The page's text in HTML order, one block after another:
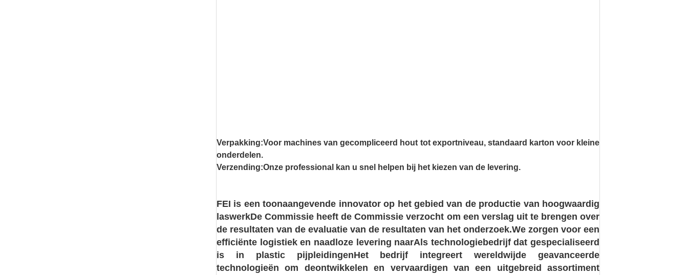
Verpakking:Voor machines van gecompliceerd hout tot exportniveau, standaard karton voor kleine
onderdelen.
Verzending:Onze professional kan u snel helpen bij het kiezen van de levering.
FEI is een toonaangevende innovator op het gebied van de productie van hoogwaardig
laswerkDe Commissie heeft de Commissie verzocht om een verslag uit te brengen over
de resultaten van de evaluatie van de resultaten van het onderzoek.We zorgen voor een
efficiënte logistiek en naadloze levering naarAls technologiebedrijf dat gespecialiseerd
is in plastic pijpleidingenHet bedrijf integreert wereldwijde geavanceerde
technologieën om deontwikkelen en vervaardigen van een uitgebreid assortiment